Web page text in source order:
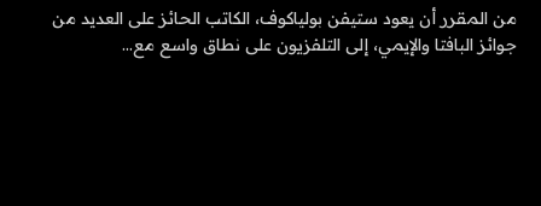
من المقرر أن يعود ستيفن بولياكوف، الكاتب الحائز على العديد من
جوائز البافتا والإيمي، إلى التلفزيون على نطاق واسع مع…